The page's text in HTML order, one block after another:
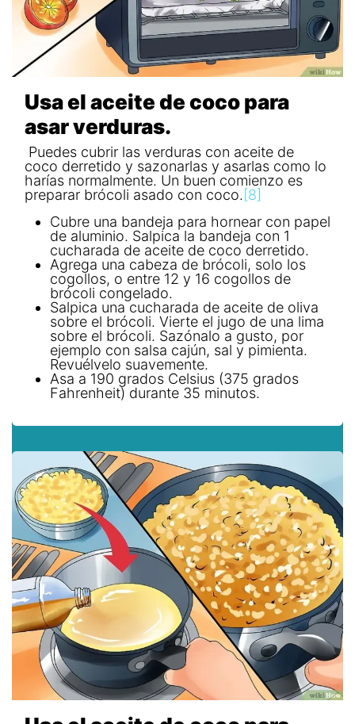
Usa el aceite de coco para
asar verduras.
Puedes cubrir las verduras con aceite de
coco derretido y sazonarlas y asarlas como lo
harías normalmente. Un buen comienzo es
preparar brócoli asado con coco.[8]
Cubre una bandeja para hornear con papel
de aluminio. Salpica la bandeja con 1
cucharada de aceite de coco derretido.
Agrega una cabeza de brócoli, solo los
cogollos, o entre 12 y 16 cogollos de
brócoli congelado.
Salpica una cucharada de aceite de oliva
sobre el brócoli. Vierte el jugo de una lima
sobre el brócoli. Sazónalo a gusto, por
ejemplo con salsa cajún, sal y pimienta.
Revuélvelo suavemente.
Asa a 190 grados Celsius (375 grados
Fahrenheit) durante 35 minutos.